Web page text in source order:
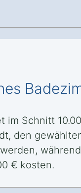
im Schnitt
den
€ kosten.